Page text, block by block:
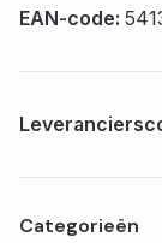
EAN-code:
Categorieën